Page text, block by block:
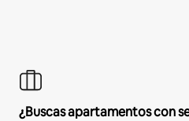
¿Buscas apartamentos con